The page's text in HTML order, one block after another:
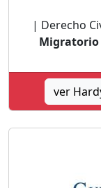
| Derecho
ver